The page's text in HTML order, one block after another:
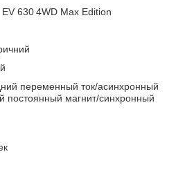
630 4WD Max Edition
переменный ток/асинхронный
постоянный магнит/синхронный